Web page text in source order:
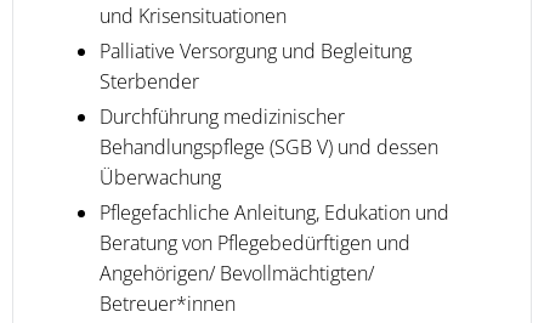
und Krisensituationen
Palliative Versorgung und Begleitung
Sterbender
Durchführung medizinischer
Behandlungspflege (SGB V) und dessen
Überwachung
Pflegefachliche Anleitung, Edukation und
Beratung von Pflegebedürftigen und
Angehörigen/ Bevollmächtigten/
Betreuer*innen